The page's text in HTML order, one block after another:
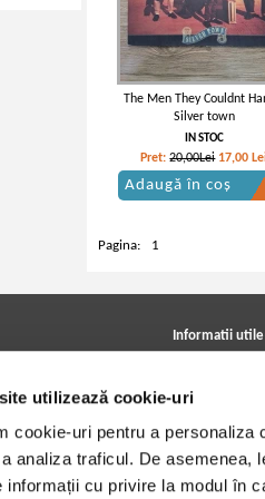
utilizează cookie-uri
cookie-uri pentru a personaliza
analiza traficul. De asemenea,
informații cu privire la modul în
The Men They Couldnt
Silver town
IN STOC
Pret:20,00Lei 17,00
Adaugă în coș
Pagina: 1
Informatii utile
Contact
Politica de livrare
Retur comenzi